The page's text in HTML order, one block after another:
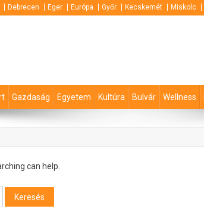
Debrecen Eger Európa Győr Kecskemét Miskolc
Gazdaság Egyetem Kultúra Bulvár Wellness
can help.